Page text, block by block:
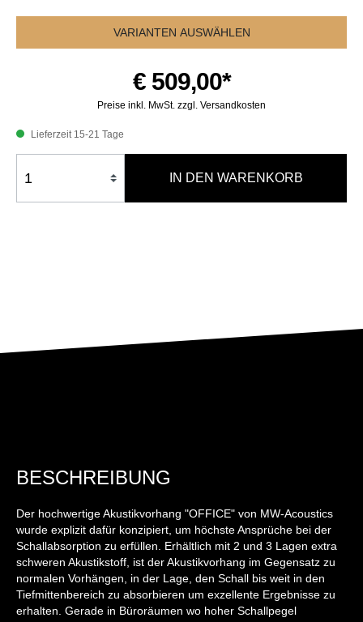
VARIANTEN AUSWÄHLEN
€ 509,00*
Preise inkl. MwSt. zzgl. Versandkosten
Lieferzeit 15-21 Tage
IN DEN WARENKORB
BESCHREIBUNG
Der hochwertige Akustikvorhang "OFFICE" von MW-Acoustics
wurde explizit dafür konzipiert, um höchste Ansprüche bei der
Schallabsorption zu erfüllen. Erhältlich mit 2 und 3 Lagen extra
schweren Akustikstoff, ist der Akustikvorhang im Gegensatz zu
normalen Vorhängen, in der Lage, den Schall bis weit in den
Tiefmittenbereich zu absorbieren um exzellente Ergebnisse zu
erhalten. Gerade in Büroräumen wo hoher Schallpegel